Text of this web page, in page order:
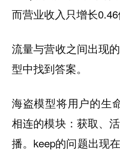
而营业收入只增长0.46
流量与营收之间出现
型中找到答案。
海盗模型将用户的生
相连的模块：获取、
播。keep的问题出现